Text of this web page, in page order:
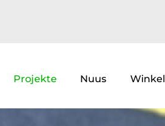
Projekte Nuus Winkel